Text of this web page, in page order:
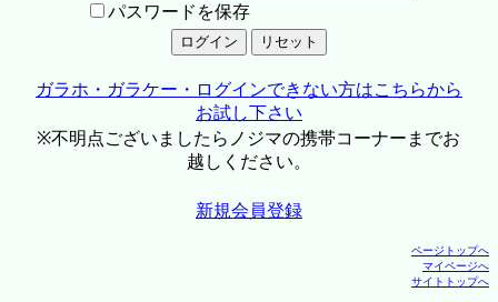
パスワードを保存
ガラホ・ガラケー・ログインできない方はこちらから
お試し下さい
※不明点ございましたらノジマの携帯コーナーまでお
越しください。
新規会員登録
ページトップへ
マイページへ
サイトトップへ